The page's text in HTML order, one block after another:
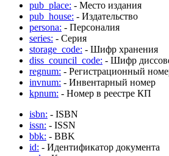
pub_place: - Место издания
pub_house: - Издательство
persona: - Персоналия
series: - Серия
storage_code: - Шифр хранения
diss_council_code: - Шифр
regnum: - Регистрационный
invnum: - Инвентарный номер
kpnum: - Номер в реестре КП
isbn: - ISBN
issn: - ISSN
bbk: - BBK
id: - Идентификатор документа